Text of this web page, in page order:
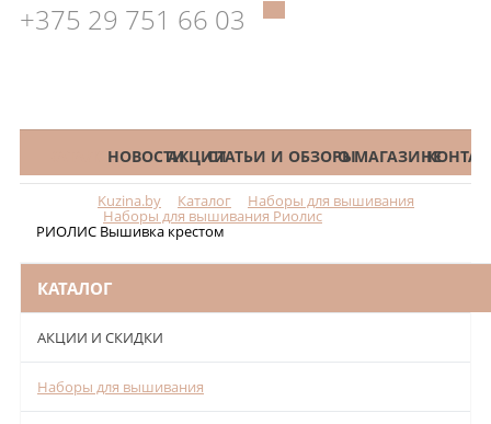
+375 29 751 66 03
КАТАЛОГНОВОСТИАКЦИИСТАТЬИ И ОБЗОРЫО МАГАЗИНЕ
Kuzina.by Каталог Наборы для вышивания
Наборы для вышивания Риолис
РИОЛИС Вышивка крестом
КАТАЛОГ
АКЦИИ И СКИДКИ
Наборы для вышивания